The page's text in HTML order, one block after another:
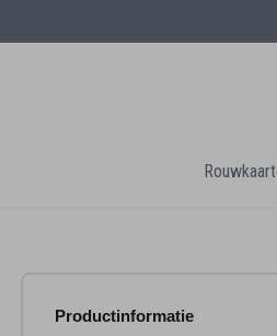
Productinformatie